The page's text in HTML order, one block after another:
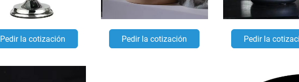
Pedir la cotización Pedir la cotización Pedir la